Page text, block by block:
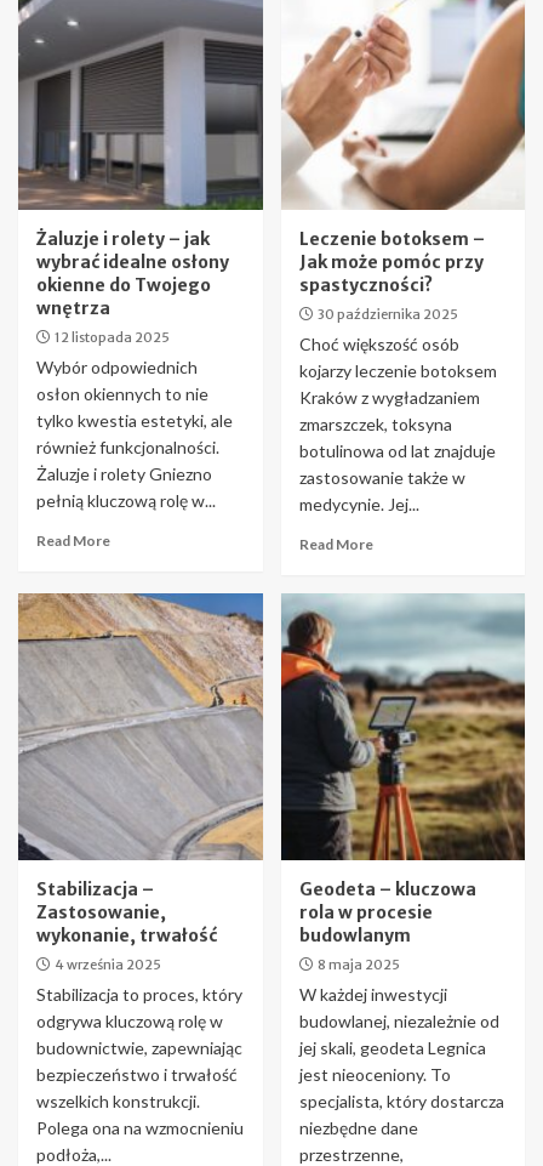
Żaluzje i rolety – jak
wybrać idealne osłony
okienne do Twojego
wnętrza
12 listopada 2025
Wybór odpowiednich
osłon okiennych to nie
tylko kwestia estetyki, ale
również funkcjonalności.
Żaluzje i rolety Gniezno
pełnią kluczową rolę w...
Read More
Leczenie botoksem –
Jak może pomóc przy
spastyczności?
30 października 2025
Choć większość osób
kojarzy leczenie botoksem
Kraków z wygładzaniem
zmarszczek, toksyna
botulinowa od lat znajduje
zastosowanie także w
medycynie. Jej...
Read More
Stabilizacja –
Zastosowanie,
wykonanie, trwałość
4 września 2025
Stabilizacja to proces, który
odgrywa kluczową rolę w
budownictwie, zapewniając
bezpieczeństwo i trwałość
wszelkich konstrukcji.
Polega ona na wzmocnieniu
podłoża,...
Geodeta – kluczowa
rola w procesie
budowlanym
8 maja 2025
W każdej inwestycji
budowlanej, niezależnie od
jej skali, geodeta Legnica
jest nieoceniony. To
specjalista, który dostarcza
niezbędne dane
przestrzenne,